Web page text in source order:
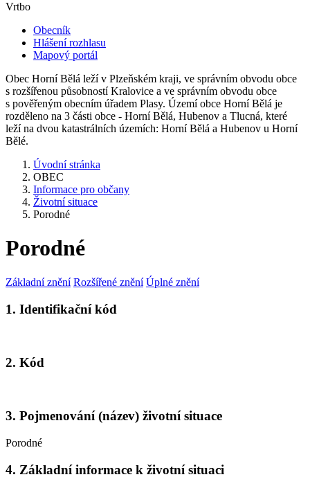
Vrtbo
Obecník
Hlášení rozhlasu
Mapový portál
Obec Horní Bělá leží v Plzeňském kraji, ve správním obvodu obce
s rozšířenou působností Kralovice a ve správním obvodu obce
s pověřeným obecním úřadem Plasy. Území obce Horní Bělá je
rozděleno na 3 části obce - Horní Bělá, Hubenov a Tlucná, které
leží na dvou katastrálních územích: Horní Bělá a Hubenov u Horní
Bělé.
Úvodní stránka
OBEC
Informace pro občany
Životní situace
Porodné
Porodné
Základní znění Rozšířené znění Úplné znění
1. Identifikační kód
2. Kód
3. Pojmenování (název) životní situace
Porodné
4. Základní informace k životní situaci